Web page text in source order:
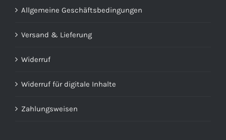
Allgemeine Geschäftsbedingungen
Versand & Lieferung
Widerruf
Widerruf für digitale Inhalte
Zahlungsweisen